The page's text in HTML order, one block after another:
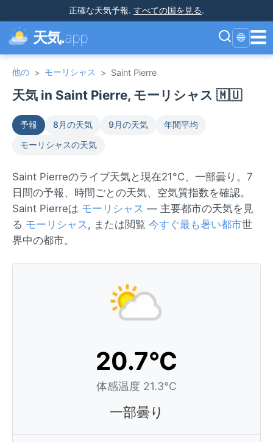
正確な天気予報. すべての国を見る.
天気.app 🌐 ☰
他の > モーリシャス > Saint Pierre
天気 in Saint Pierre, モーリシャス 🇲🇺
予報 8月の天気 9月の天気
年間平均
モーリシャスの天気
Saint Pierreのライブ天気と現在21°C、一部曇り。7
日間の予報、時間ごとの天気、空気質指数を確認。
Saint Pierreは モーリシャス — 主要都市の天気を見
る モーリシャス, または閲覧 今すぐ最も暑い都市世
界中の都市。
20.7°C
体感温度 21.3°C
一部曇り